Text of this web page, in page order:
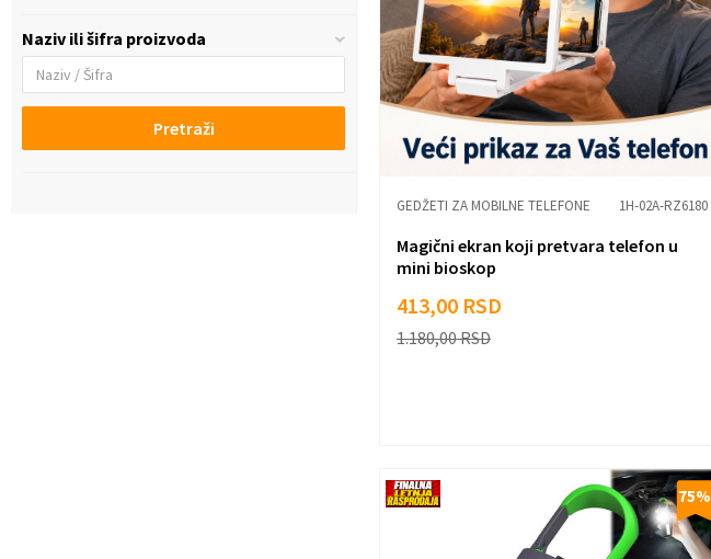
Naziv ili šifra proizvoda
Pretraži
GEDŽETI ZA MOBILNE TELEFONE 1H-02A-RZ6180
Magični ekran koji pretvara telefon u
mini bioskop
413,00 RSD
1.180,00RSD
75%